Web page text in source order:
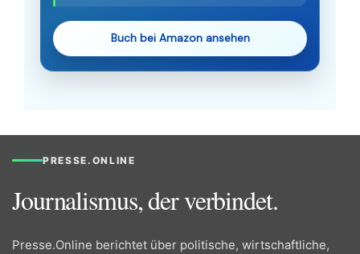
Buch bei Amazon ansehen
PRESSE.ONLINE
Journalismus, der verbindet.
Presse.Online berichtet über politische, wirtschaftliche,